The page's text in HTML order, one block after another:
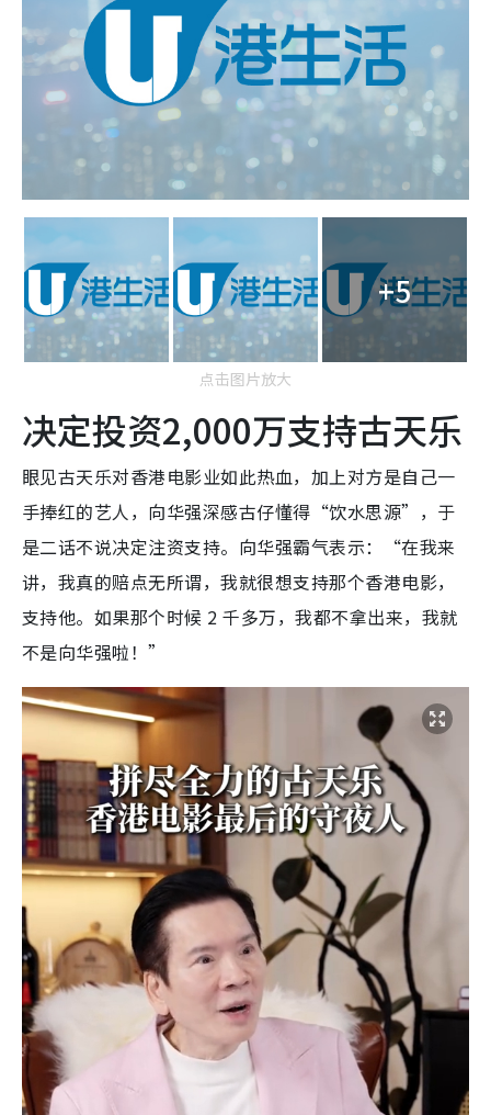
+5
点击图片放大
决定投资2,000万支持古天乐
眼见古天乐对香港电影业如此热血，加上对方是自己一
手捧红的艺人，向华强深感古仔懂得“饮水思源”，于
是二话不说决定注资支持。向华强霸气表示：“在我来
讲，我真的赔点无所谓，我就很想支持那个香港电影，
支持他。如果那个时候 2 千多万，我都不拿出来，我就
不是向华强啦！”